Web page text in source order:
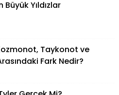
Büyük Yıldızlar
Taykonot ve
Fark Nedir?